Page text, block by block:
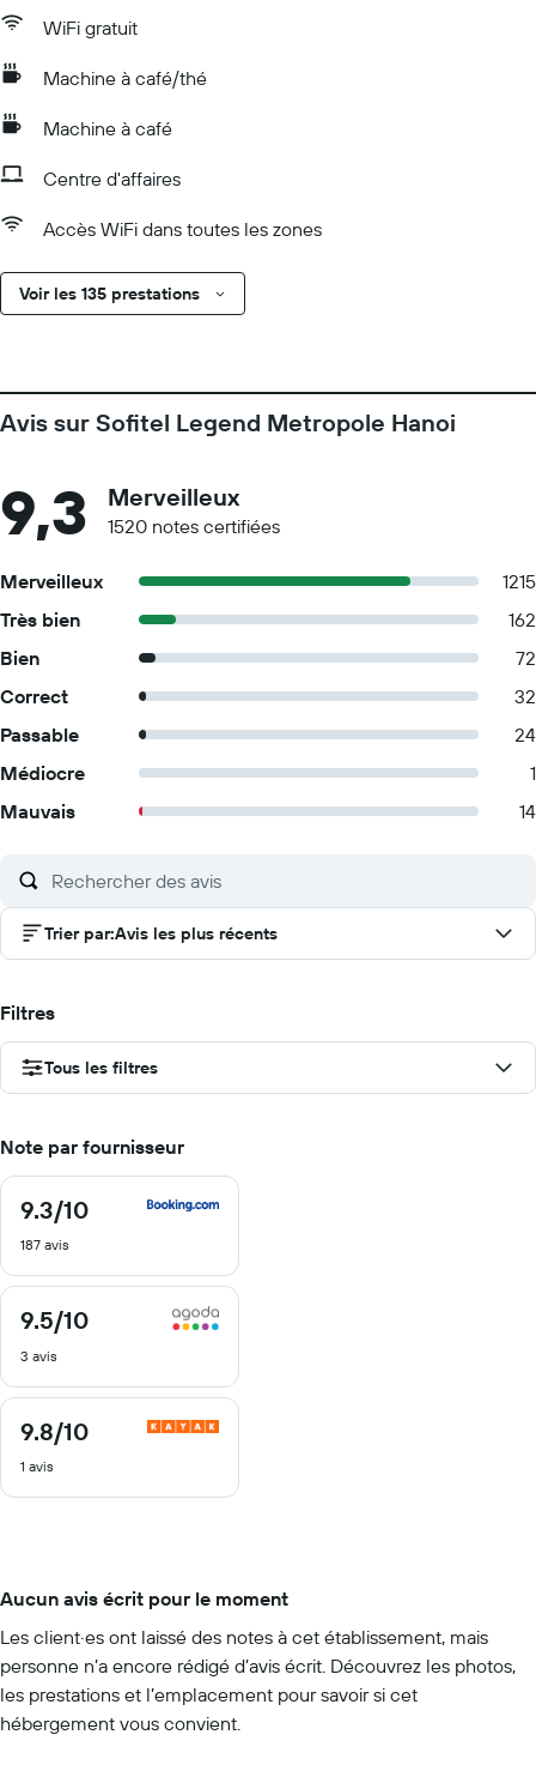
WiFi gratuit
Machine à café/thé
Machine à café
Centre d'affaires
Accès WiFi dans toutes les zones
Voir les 135 prestations
Avis sur Sofitel Legend Metropole Hanoi
9,3 Merveilleux
1520 notes certifiées
Merveilleux
1215
Très bien
162
Bien
72
Correct
32
Passable
24
Médiocre
1
Mauvais
14
Trier par:Avis les plus récents
Filtres
Tous les filtres
Note par fournisseur
9.3/10
9.3
10
187 avis
9.5/10
9.5
10
3 avis
9.8/10
9.8
10
1 avis
Aucun avis écrit pour le moment
Les client·es ont laissé des notes à cet établissement, mais
personne n’a encore rédigé d’avis écrit. Découvrez les photos,
les prestations et l’emplacement pour savoir si cet
hébergement vous convient.